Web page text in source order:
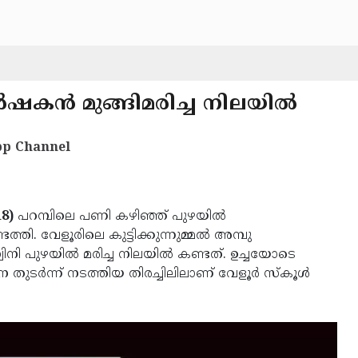
മുങ്ങിമരിച്ച നിലയില്‍
Channel
പറമ്പിലെ പണി കഴിഞ്ഞ് പുഴയില്‍
വേളൂരിലെ കുട്ടിക്കുന്നുമ്മല്‍ അമ്പു
പുഴയില്‍ മരിച്ച നിലയില്‍ കണ്ടത്. ഉച്ചയോടെ
തുടര്‍ന്ന് നടത്തിയ തിരച്ചിലിലാണ് വേളൂര്‍ സ്‌കൂള്‍